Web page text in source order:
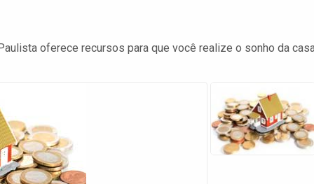
oferece recursos para que você realize o sonho da